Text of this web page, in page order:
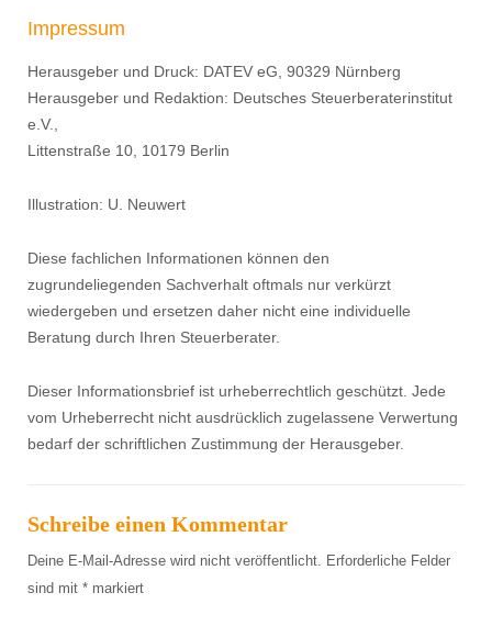
Impressum
Herausgeber und Druck: DATEV eG, 90329 Nürnberg
Herausgeber und Redaktion: Deutsches Steuerberaterinstitut
e.V.,
Littenstraße 10, 10179 Berlin
Illustration: U. Neuwert
Diese fachlichen Informationen können den
zugrundeliegenden Sachverhalt oftmals nur verkürzt
wiedergeben und ersetzen daher nicht eine individuelle
Beratung durch Ihren Steuerberater.
Dieser Informationsbrief ist urheberrechtlich geschützt. Jede
vom Urheberrecht nicht ausdrücklich zugelassene Verwertung
bedarf der schriftlichen Zustimmung der Herausgeber.
Schreibe einen Kommentar
Deine E-Mail-Adresse wird nicht veröffentlicht. Erforderliche Felder
sind mit *markiert